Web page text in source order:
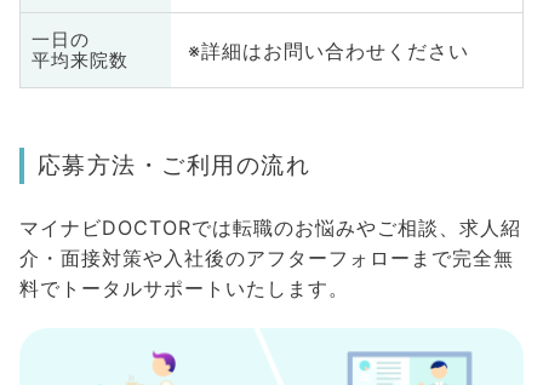
一日の
平均来院数
※詳細はお問い合わせください
応募方法・ご利用の流れ
マイナビDOCTORでは転職のお悩みやご相談、求人紹
介・面接対策や入社後のアフターフォローまで完全無
料でトータルサポートいたします。